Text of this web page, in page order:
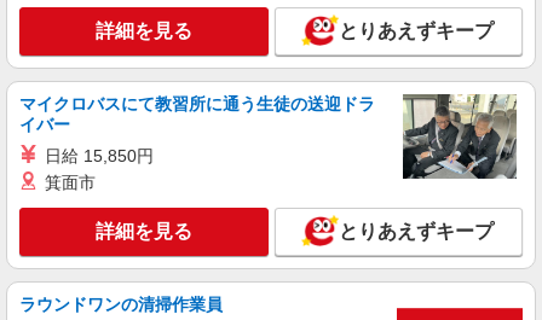
残業代支給 ★交通費別途支給（規定あり） ゜
+゜・。○。・゜+゜・。○。・゜+゜ 入社祝い金10
万円支給(規定有) お友達を紹介頂くと, インセンテ
ィブ支給(規定有) ★月2回払い・週払い可能（規程
有）★ ゜・。○。・゜+゜・。○。・゜+゜
愛知県豊橋市のauショップ
キープ 詳細を見る
紹介予定派遣
株式会社シエロ
販売
時給1700円〜2000円（経験・能力による） ※
残業代支給 ★交通費別途支給（規定あり） ゜
+゜・。○。・゜+゜・。○。・゜+゜ 入社祝い金10
愛知県豊橋市の楽天モバイルショップ
詳細を見る とりあえずキープ
マイクロバスにて教習所に通う生徒の送迎ドラ
イバー
日給 15,850円
箕面市
詳細を見る とりあえずキープ
ラウンドワンの清掃作業員